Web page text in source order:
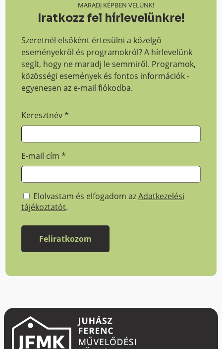
MARADJ KÉPBEN VELÜNK!
Iratkozz fel hírlevelünkre!
Szeretnél elsőként értesülni a közelgő
eseményekről és programokról? A hírlevelünk
segít, hogy ne maradj le semmiről. Programok,
közösségi események és fontos információk -
egyenesen az e-mail fiókodba.
Keresztnév*
E-mail cím*
Elolvastam és elfogadom azAdatkezelési
tájékoztatót.